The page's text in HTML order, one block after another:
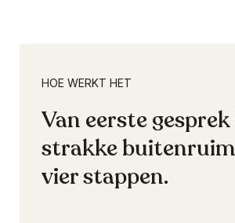
HOE WERKT HET
Van eerste
strakke
vier stappen.